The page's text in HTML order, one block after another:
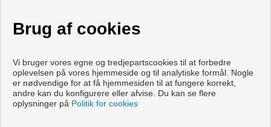
Flader og huse til salg i Cabanas
Brug af cookies
Vi bruger vores egne og tredjepartscookies til at forbedre
oplevelsen på vores hjemmeside og til analytiske formål. Nogle
er nødvendige for at få hjemmesiden til at fungere korrekt,
andre kan du konfigurere eller afvise. Du kan se flere
oplysninger på Politik for cookies